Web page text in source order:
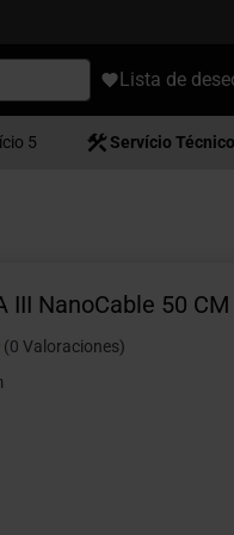
Lista de
5 Servício
III NanoCable 50
(0 Valoraciones)